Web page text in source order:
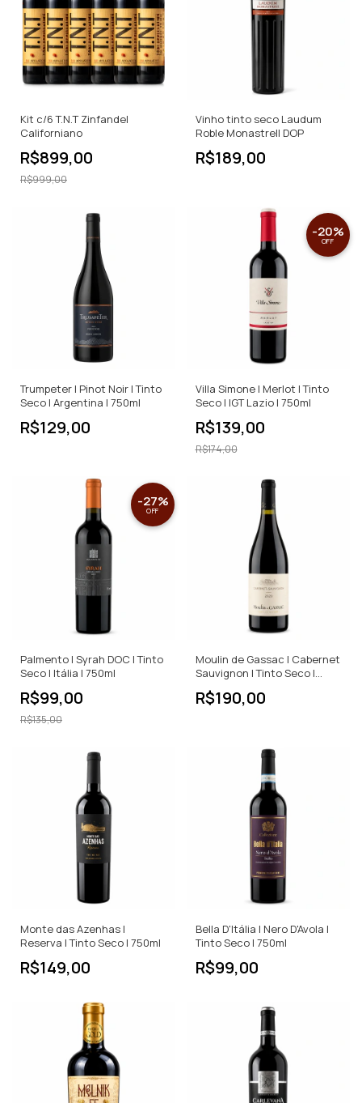
Kit c/6 T.N.T Zinfandel
Californiano
R$899,00
R$999,00
Vinho tinto seco Laudum
Roble Monastrell DOP
R$189,00
Trumpeter | Pinot Noir | Tinto
Seco | Argentina | 750ml
R$129,00
Villa Simone | Merlot | Tinto
Seco | IGT Lazio | 750ml
R$139,00
-20%
OFF
R$174,00
Palmento | Syrah DOC | Tinto
Seco | Itália | 750ml
R$99,00
-27%
OFF
R$135,00
Moulin de Gassac | Cabernet
Sauvignon | Tinto Seco |
R$190,00
Monte das Azenhas |
Reserva | Tinto Seco | 750ml
R$149,00
Bella D'Itália | Nero D'Avola |
Tinto Seco | 750ml
R$99,00